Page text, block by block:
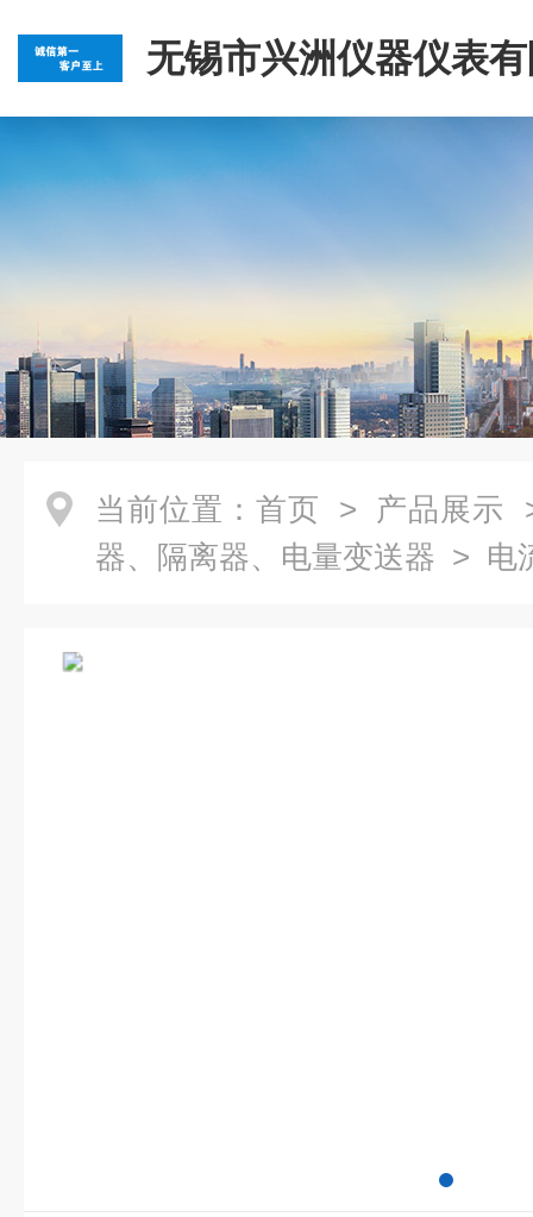
无锡市兴洲仪器仪表
当前位置： 首页 > 产品展示
器、隔离器、电量变送器 > 电